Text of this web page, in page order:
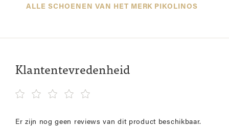
ALLE SCHOENEN VAN HET MERK PIKOLINOS
Klantentevredenheid
Er zijn nog geen reviews van dit product beschikbaar.